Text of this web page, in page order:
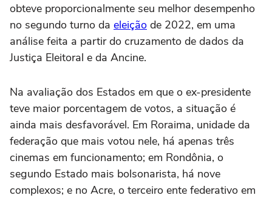
obteve proporcionalmente seu melhor desempenho
no segundo turno da eleição de 2022, em uma
análise feita a partir do cruzamento de dados da
Justiça Eleitoral e da Ancine.
Na avaliação dos Estados em que o ex-presidente
teve maior porcentagem de votos, a situação é
ainda mais desfavorável. Em Roraima, unidade da
federação que mais votou nele, há apenas três
cinemas em funcionamento; em Rondônia, o
segundo Estado mais bolsonarista, há nove
complexos; e no Acre, o terceiro ente federativo em